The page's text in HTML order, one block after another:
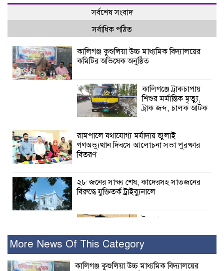
সর্বশেষ সংবাদ
সর্বাধিক পঠিত
কালিগঞ্জ কুশুলিয়া উচ্চ মাধ্যমিক বিদ্যালয়ের
কমিটির অভিষেক অনুষ্ঠিত
কালিগঞ্জে ট্রাকচাপায়
শিশুর মর্মান্তিক মৃত্যু,
ট্রাক জব্দ, চালক আটক
রামপালে যথাযোগ্য মর্যাদায় জুলাই
গণঅভ্যুত্থান দিবসে আলোচনা সভা পুরষ্কার
বিতরণ
২৮ জনের সাক্ষ্য শেষ, কাদেরসহ সাতজনের
বিরুদ্ধে যুক্তিতর্ক ট্রাইব্যুনালে
ইসলামের সবচেয়ে
নুর
More News Of This Category
কালিগঞ্জ কুশুলিয়া উচ্চ মাধ্যমিক বিদ্যালয়ের